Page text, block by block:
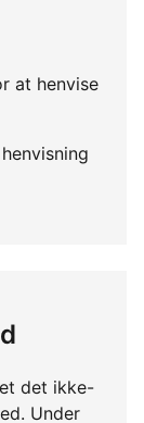
at henvise
det ikke-
Under